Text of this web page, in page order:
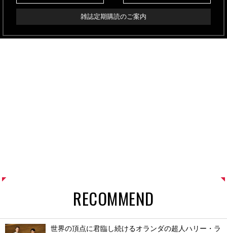
雑誌定期購読のご案内
RECOMMEND
世界の頂点に君臨し続けるオランダの超人ハリー・ラ